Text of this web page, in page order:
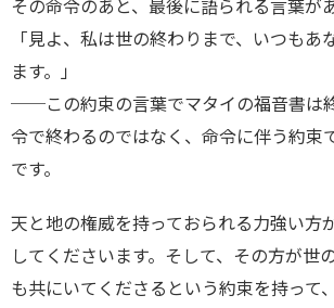
その命令のあと、最後に語られる言葉が
「見よ、私は世の終わりまで、いつもあ
ます。」
──この約束の言葉でマタイの福音書は
令で終わるのではなく、命令に伴う約束
です。
天と地の権威を持っておられる力強い方
してくださいます。そして、その方が世
も共にいてくださるという約束を持って